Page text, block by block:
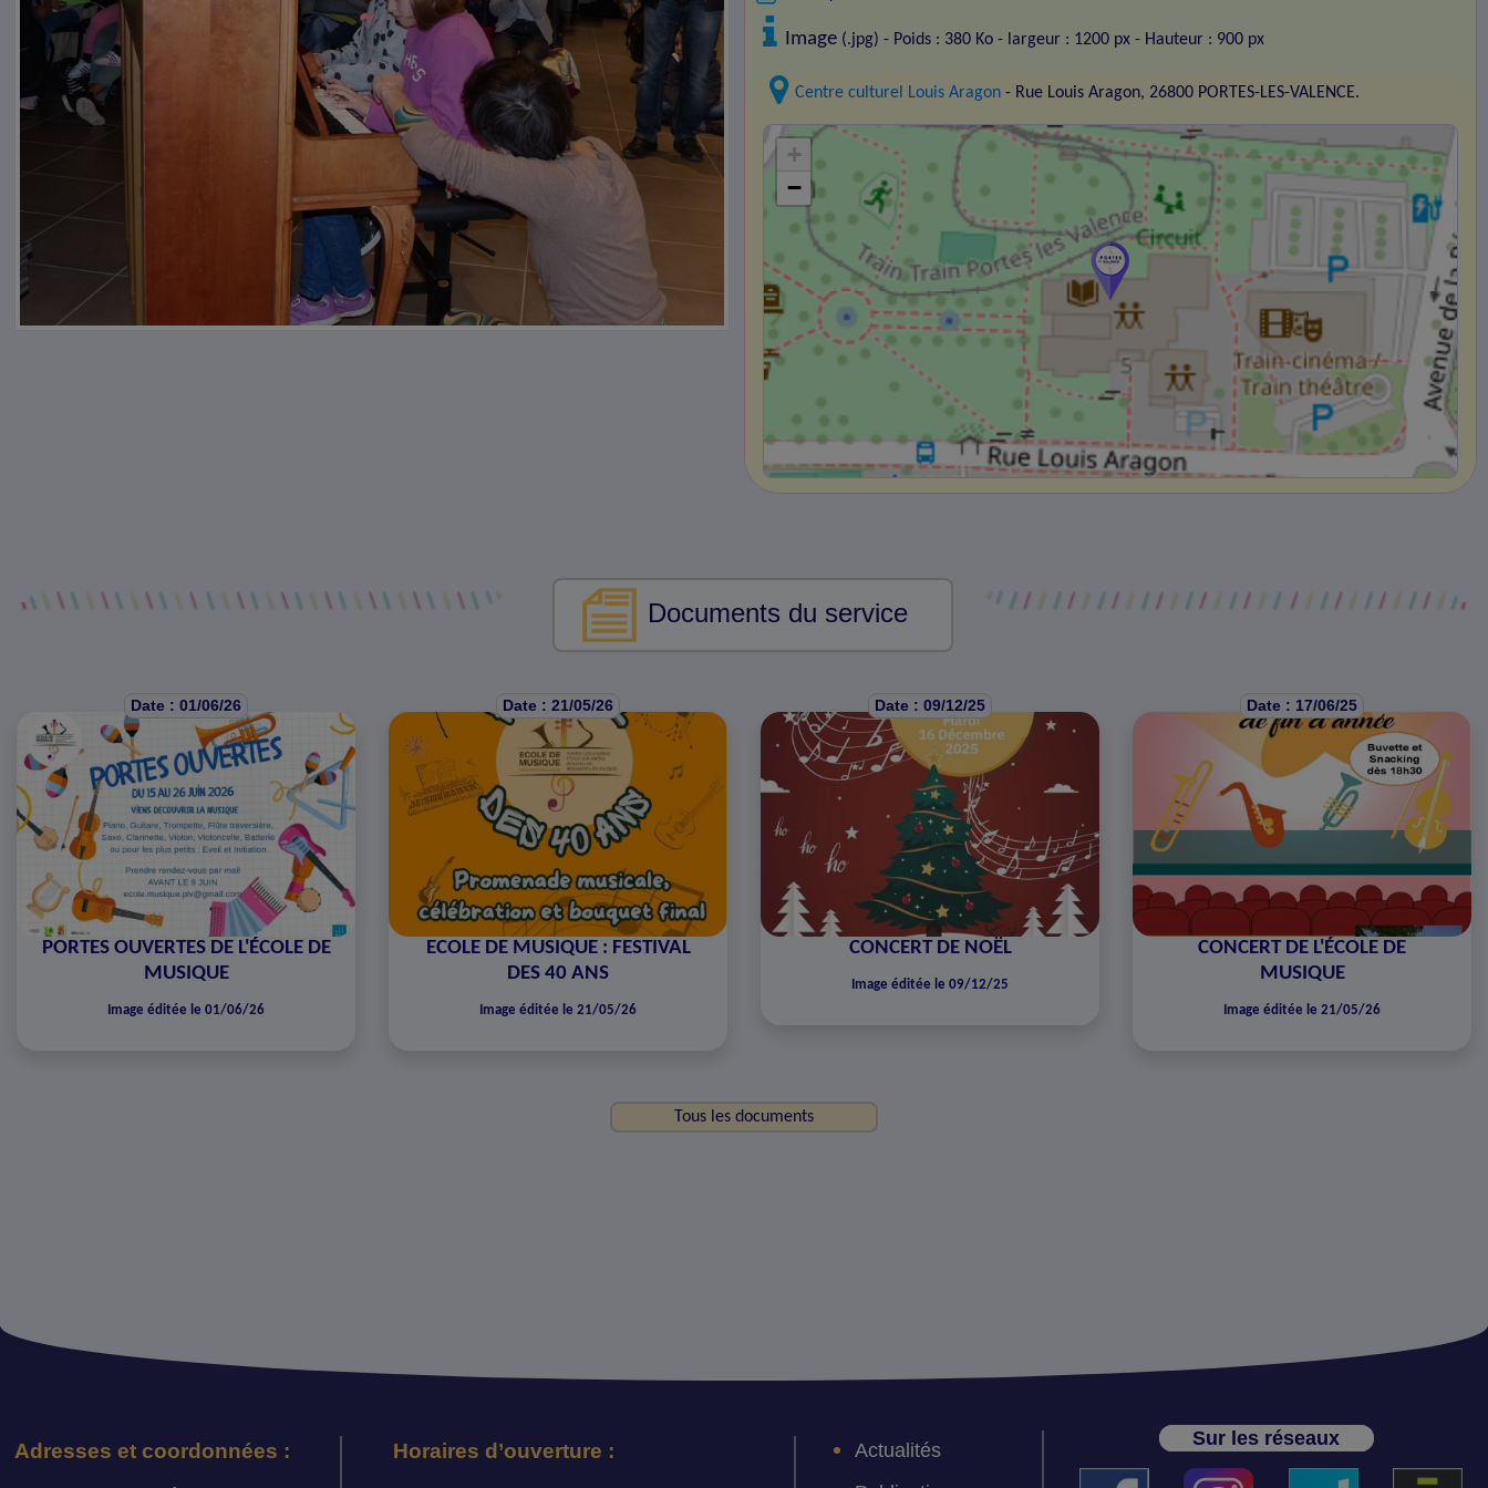
Image (.jpg) - Poids : 380 Ko - largeur : 1200 px - Hauteur : 900 px
Centre culturel Louis Aragon - Rue Louis Aragon, 26800 PORTES-LES-VALENCE.
+
−
Documents du service
Date : 01/06/26
PORTES OUVERTES DE L'ÉCOLE DE
MUSIQUE
Image éditée le 01/06/26
Date : 21/05/26
ECOLE DE MUSIQUE : FESTIVAL
DES 40 ANS
Image éditée le 21/05/26
Date : 09/12/25
CONCERT DE NOËL
Image éditée le 09/12/25
Date : 17/06/25
CONCERT DE L'ÉCOLE DE
MUSIQUE
Image éditée le 21/05/26
Tous les documents
Adresses et coordonnées : Horaires d’ouverture :
Actualités
Sur les réseaux